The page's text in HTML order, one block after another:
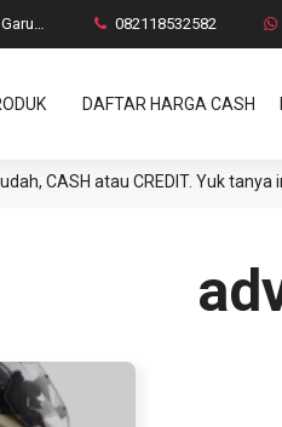
Garut 082118532582
DAFTAR HARGA CASH
atau CREDIT. Yuk tanya